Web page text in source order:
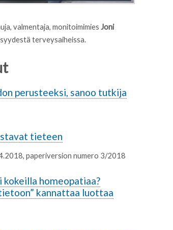
valmentaja, monitoimimies Joni
terveysaiheissa.
perusteeksi, sanoo tutkija
tieteen
paperiversion numero 3/2018
homeopatiaa?
kannattaa luottaa